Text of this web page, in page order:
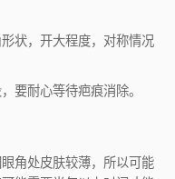
状，开大程度，对称情况
要耐心等待疤痕消除。
角处皮肤较薄，所以可能